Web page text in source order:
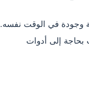
وجودة في الوقت نفسه.
إلى أدوات